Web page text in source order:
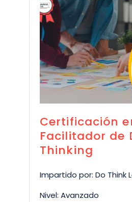
Certificación
Facilitador de
Thinking
Impartido por: Do Think
Nivel: Avanzado